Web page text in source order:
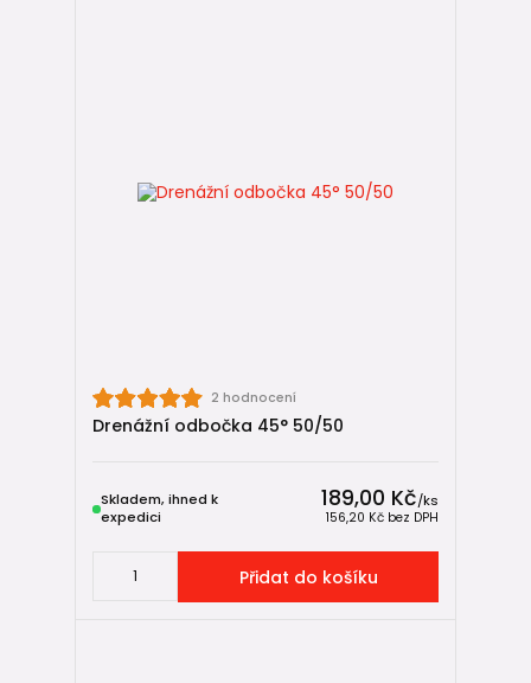
2 hodnocení
Drenážní odbočka 45° 50/50
189,00 Kč/ks
156,20 Kč bez DPH
Skladem, ihned k
expedici
Přidat do košíku